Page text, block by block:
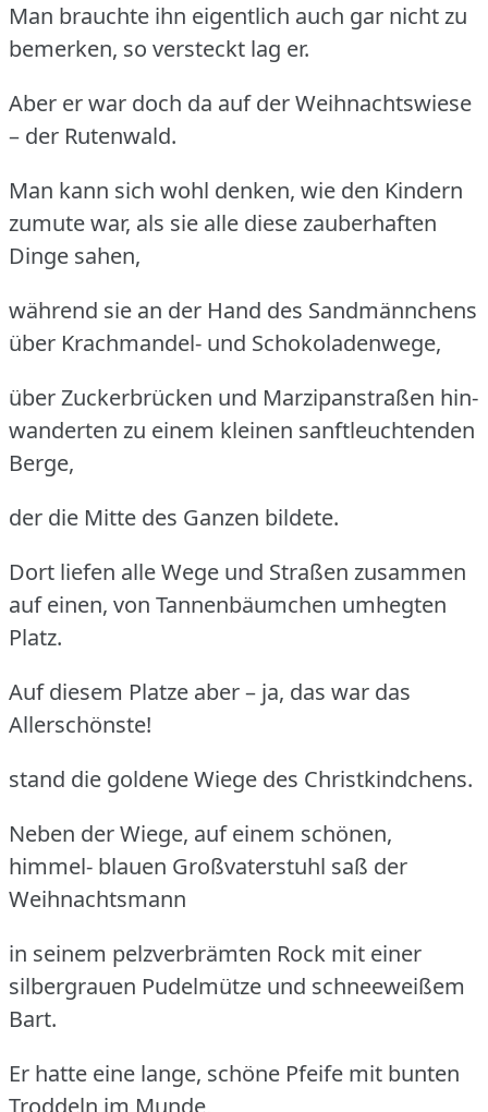
Man brauchte ihn eigentlich auch gar nicht zu
bemerken, so versteckt lag er.
Aber er war doch da auf der Weihnachtswiese
– der Rutenwald.
Man kann sich wohl denken, wie den Kindern
zumute war, als sie alle diese zauberhaften
Dinge sahen,
während sie an der Hand des Sandmännchens
über Krachmandel- und Schokoladenwege,
über Zuckerbrücken und Marzipanstraßen hin-
wanderten zu einem kleinen sanftleuchtenden
Berge,
der die Mitte des Ganzen bildete.
Dort liefen alle Wege und Straßen zusammen
auf einen, von Tannenbäumchen umhegten
Platz.
Auf diesem Platze aber – ja, das war das
Allerschönste!
stand die goldene Wiege des Christkindchens.
Neben der Wiege, auf einem schönen,
himmel- blauen Großvaterstuhl saß der
Weihnachtsmann
in seinem pelzverbrämten Rock mit einer
silbergrauen Pudelmütze und schneeweißem
Bart.
Er hatte eine lange, schöne Pfeife mit bunten